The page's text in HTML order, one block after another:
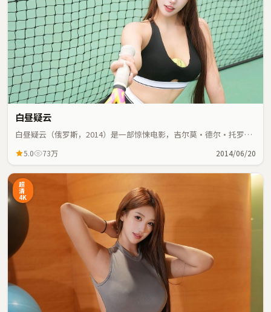
白昼疑云
白昼疑云（俄罗斯，2014）是一部惊悚电影，吉尔莫·德尔·托罗执
凑。
5.0 73万 2014/06/20
超
清
4K